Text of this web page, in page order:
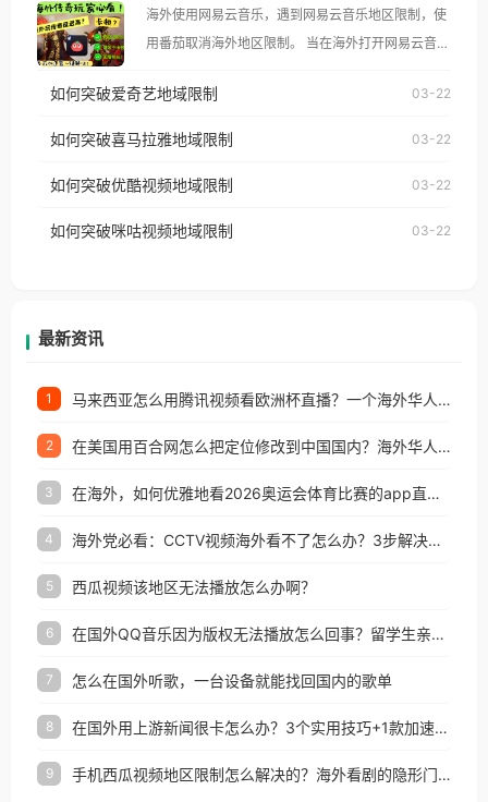
像其他音乐平台一样，出现地区及版权限制问题，且
仅能在中国大陆地区播放。 遇到这个问题的朋友们，
使用番茄回国加速器，即可解决「海外用户收听腾讯
台湾、美国、加拿大、澳大利亚、欧洲等国家和地区
权限制所困扰。
海外使用网易云音乐，遇到网易云音乐地区限制，使
用番茄取消海外地区限制。 当在海外打开网易云音
播放”的提示语。 海外用户如香港、澳门、台湾、美
国、加拿大、澳大利亚、欧洲等国家和地区时，网易
制问题，且仅能在中国大陆地区播放。 遇到这个问题
户收听网易云音乐地区版权限制」的问题，无论人在
如何突破爱奇艺地域限制 03-22
如何突破喜马拉雅地域限制 03-22
如何突破优酷视频地域限制 03-22
如何突破咪咕视频地域限制 03-22
最新资讯
1 马来西亚怎么用腾讯视频看欧洲杯直播？一个海外华人的真实困扰与破解
2 在美国用百合网怎么把定位修改到中国国内？海外华人必备的回国加速指南
3 在海外，如何优雅地看2026奥运会体育比赛的app直播？
4 海外党必看：CCTV视频海外看不了怎么办？3步解决地区限制+追剧自由
5 西瓜视频该地区无法播放怎么办啊？
6 在国外QQ音乐因为版权无法播放怎么回事？留学生亲测有效的解决办法
7 怎么在国外听歌，一台设备就能找回国内的歌单
8 在国外用上游新闻很卡怎么办？3个实用技巧+1款加速器解决海外看国内内容难题
9 手机西瓜视频地区限制怎么解决的？海外看剧的隐形门与钥匙